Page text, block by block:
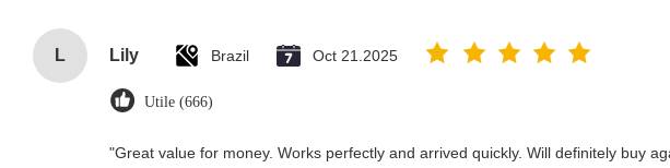
L Lily Brazil Oct 21.2025
Utile (666)
"Great value for money. Works perfectly and arrived quickly. Will definitely buy